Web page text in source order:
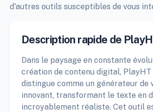
d'autres outils susceptibles de vous
Description rapide de
Dans le paysage en constante
création de contenu digital, PlayHT
distingue comme un générateur de
innovant, transformant le texte en
incroyablement réaliste. Cet outil